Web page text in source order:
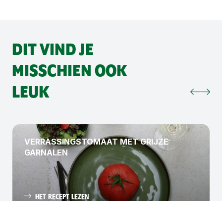
DIT VIND JE
MISSCHIEN OOK
LEUK
VERRASSINGSTOMAAT MET GRIJZE
GARNALEN
HET RECEPT LEZEN